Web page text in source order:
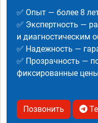
✅ Опыт — более 8
✅ Экспертность —
и диагностическим
✅ Надежность —
✅ Прозрачность —
фиксированные
Позвонить